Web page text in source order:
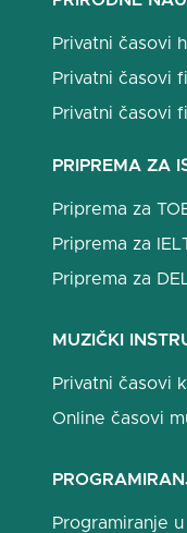
Privatni časovi
Privatni časovi
Privatni časovi
PRIPREMA ZA
Priprema za
Priprema za
Priprema za
MUZIČKI
Privatni časovi
Online časovi
Programiranje